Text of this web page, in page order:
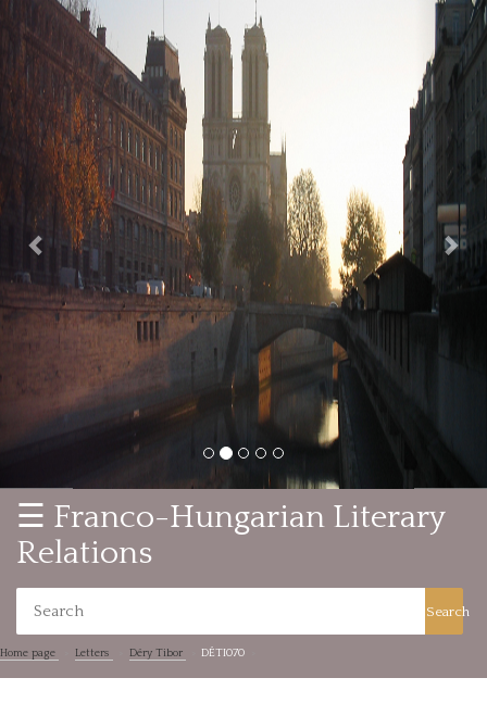
Previous
☰ Franco-Hungarian Literary
Relations
Search
Home page Letters Déry Tibor DÉTI070